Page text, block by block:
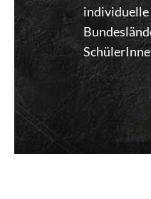
individuelle